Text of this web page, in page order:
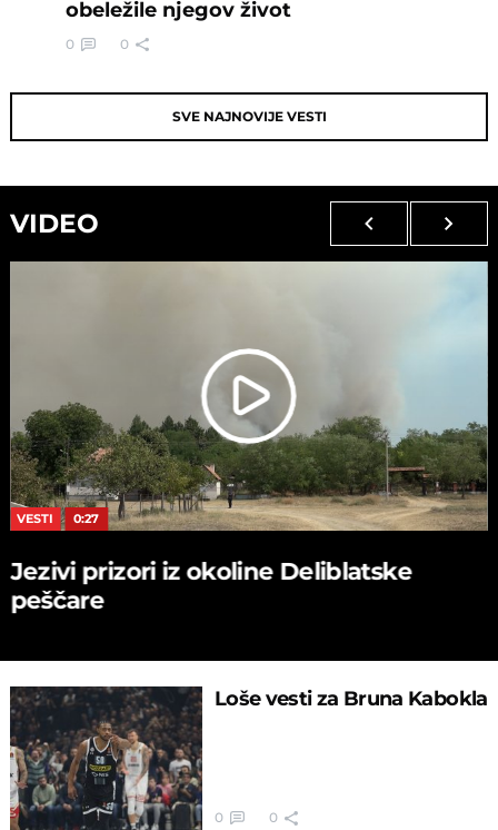
obeležile njegov život
0 0
SVE NAJNOVIJE VESTI
VIDEO
VESTI 0:27
Jezivi prizori iz okoline Deliblatske
peščare
Loše vesti za Bruna Kabokla
0 0